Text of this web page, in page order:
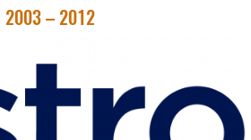
2003 – 2012